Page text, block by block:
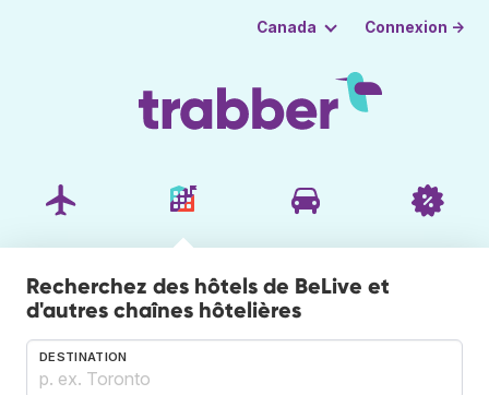
Canada Connexion →
Recherchez des hôtels de BeLive et
d'autres chaînes hôtelières
DESTINATION